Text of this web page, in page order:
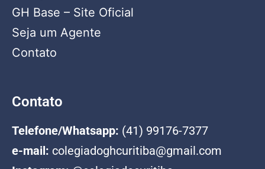
GH Base – Site Oficial
Seja um Agente
Contato
Contato
Telefone/Whatsapp: (41) 99176-7377
e-mail: colegiadoghcuritiba@gmail.com